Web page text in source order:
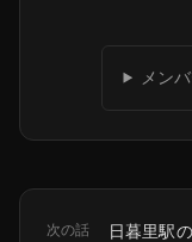
メン
次の話 日暮里駅